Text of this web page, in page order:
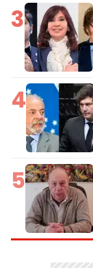
3
4
5